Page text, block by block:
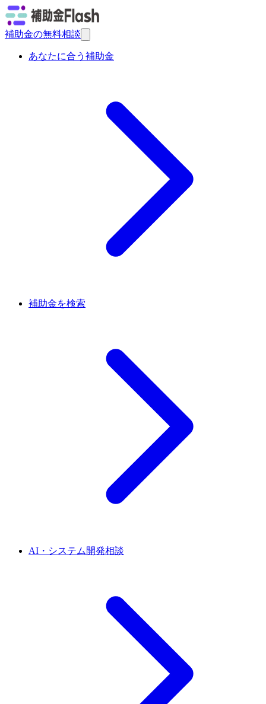
補助金の無料相談
あなたに合う補助金
補助金を検索
AI・システム開発相談